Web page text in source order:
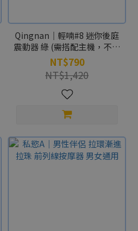
Qingnan｜輕喃#8 迷你後庭
震動器 綠 (需搭配主機，不可
單獨使用)
NT$790
NT$1,420